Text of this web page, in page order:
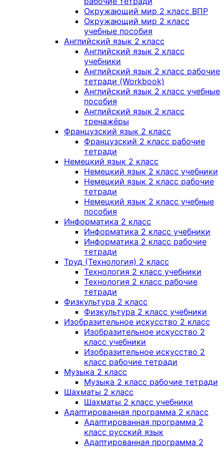
Окружающий мир 2 класс ВПР
Окружающий мир 2 класс
учебные пособия
Английский язык 2 класс
Английский язык 2 класс
учебники
Английский язык 2 класс рабочие
тетради (Workbook)
Английский язык 2 класс учебные
пособия
Английский язык 2 класс
тренажёры
Французский язык 2 класс
Французский 2 класс рабочие
тетради
Немецкий язык 2 класс
Немецкий язык 2 класс учебники
Немецкий язык 2 класс рабочие
тетради
Немецкий язык 2 класс учебные
пособия
Информатика 2 класс
Информатика 2 класс учебники
Информатика 2 класс рабочие
тетради
Труд (Технология) 2 класс
Технология 2 класс учебники
Технология 2 класс рабочие
тетради
Физкультура 2 класс
Физкультура 2 класс учебники
Изобразительное искусство 2 класс
Изобразительное искусство 2
класс учебники
Изобразительное искусство 2
класс рабочие тетради
Музыка 2 класс
Музыка 2 класс рабочие тетради
Шахматы 2 класс
Шахматы 2 класс учебники
Адаптированная программа 2 класс
Адаптированная программа 2
класс русский язык
Адаптированная программа 2